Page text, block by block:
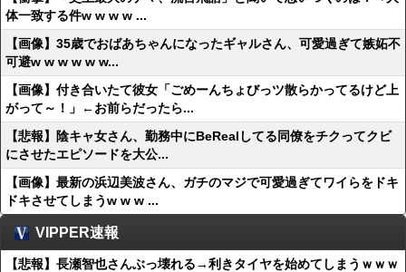
体一致する件w w w w ...
【画像】35歳でおばあちゃんになったギャルさん、可愛過ぎて嫉妬不
可避w w w w w w...
【画像】付き合いたて彼女「ごめーんちょびっツ散らかってるけど上
がって～！」←お前らだったら...
【悲報】陰キャ女さん、勤務中にBeRealしてる同僚をチクってクビ
にさせたエピソードを大公...
【画像】最新の浜辺美波さん、ガチのマジで可愛過ぎてワイらをドキ
ドキさせてしまうw w w ...
VIPPER速報
【悲報】長瀬智也さんぶっ壊れる→利きタイヤを始めてしまうｗｗｗ